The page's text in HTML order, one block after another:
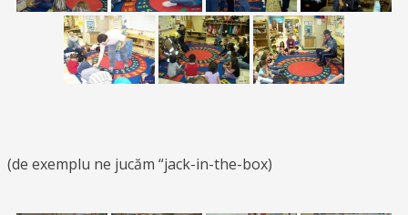
(de exemplu ne jucăm “jack-in-the-box)